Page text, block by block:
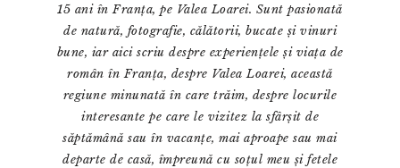
15 ani în Franța, pe Valea Loarei. Sunt pasionată
de natură, fotografie, călătorii, bucate și vinuri
bune, iar aici scriu despre experiențele și viața de
român în Franța, despre Valea Loarei, această
regiune minunată în care trăim, despre locurile
interesante pe care le vizitez la sfârșit de
săptămână sau în vacanțe, mai aproape sau mai
departe de casă, împreună cu soțul meu și fetele